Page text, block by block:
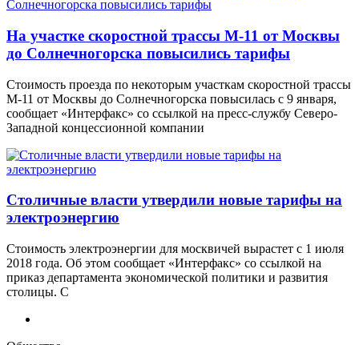
На участке скоростной трассы М-11 от Москвы
до Солнечногорска повысились тарифы
Стоимость проезда по некоторым участкам скоростной трассы
М-11 от Москвы до Солнечногорска повысилась с 9 января,
сообщает «Интерфакс» со ссылкой на пресс-службу Северо-
Западной концессионной компании
Столичные власти утвердили новые тарифы на
электроэнергию
Стоимость электроэнергии для москвичей вырастет с 1 июля
2018 года. Об этом сообщает «Интерфакс» со ссылкой на
приказ департамента экономической политики и развития
столицы. С